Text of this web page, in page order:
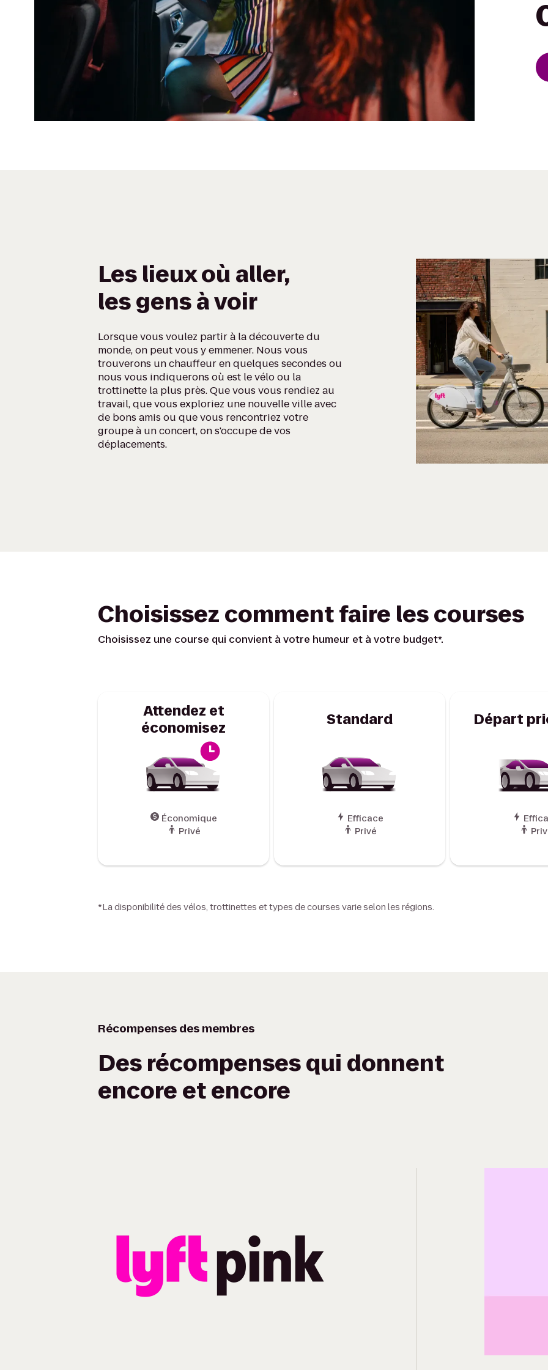
Les lieux où aller,
les gens à voir
Lorsque vous voulez partir à la découverte du
monde, on peut vous y emmener. Nous vous
trouverons un chauffeur en quelques secondes ou
nous vous indiquerons où est le vélo ou la
trottinette la plus près. Que vous vous rendiez au
travail, que vous exploriez une nouvelle ville avec
de bons amis ou que vous rencontriez votre
groupe à un concert, on s'occupe de vos
déplacements.
Choisissez comment faire les courses
Choisissez une course qui convient à votre humeur et à votre budget*.
Attendez et
économisez
Économique
Privé
Standard
Efficace
Privé
Départ
*La disponibilité des vélos, trottinettes et types de courses varie selon les régions.
Récompenses des membres
Des récompenses qui donnent
encore et encore